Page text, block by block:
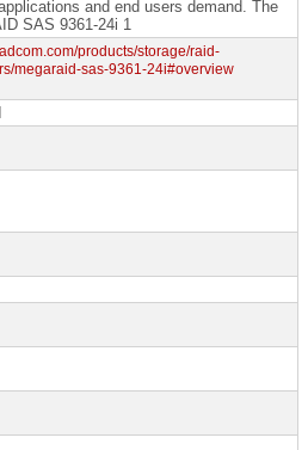
and end users demand. The
SAS 9361-24i 1
products/storage/raid-
megaraid-sas-9361-24i#overview